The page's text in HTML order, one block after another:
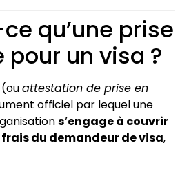
ce qu’une prise
pour un visa ?
(ouattestation de prise en
officiel par lequel une
s’engage à couvrir
du demandeur de visa,